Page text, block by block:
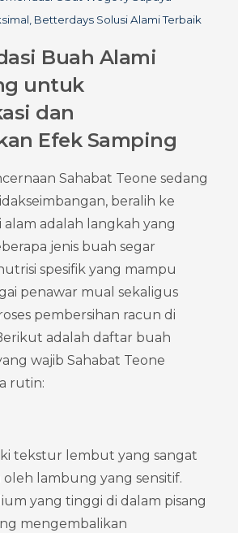
Betterdays Solusi Alami Terbaik
Buah Alami
untuk
dan
Efek Samping
Sahabat Teone sedang
beralih ke
alam adalah langkah yang
jenis buah segar
spesifik yang mampu
penawar mual sekaligus
pembersihan racun di
adalah daftar buah
wajib Sahabat Teone
rutin:
tekstur lembut yang sangat
lambung yang sensitif.
yang tinggi di dalam pisang
mengembalikan